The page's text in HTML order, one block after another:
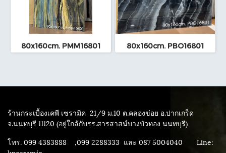
80x160cm. PMM16801 80x160cm. PBO16801
ร้านกระเบื้องเคพี เซรามิค 21/9 ม.10 ต.คลองข่อย อ.ปากเกร็ด
จ.นนทบุรี 11120 (อยู่ใกล้กับรร.สารสาสน์บางบัวทอง นนทบุรี)
โทร. 099 4383888 ,099 2288333 และ 087 5004040 Line: